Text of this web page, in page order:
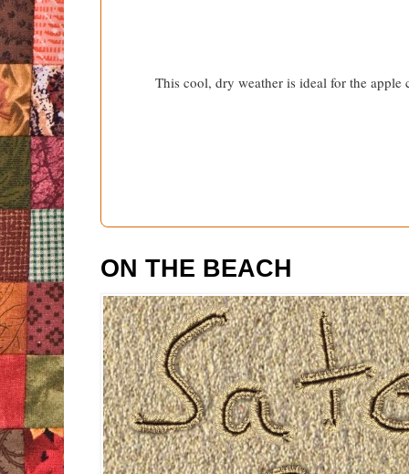
This cool, dry weather is ideal for the apple
ON THE BEACH